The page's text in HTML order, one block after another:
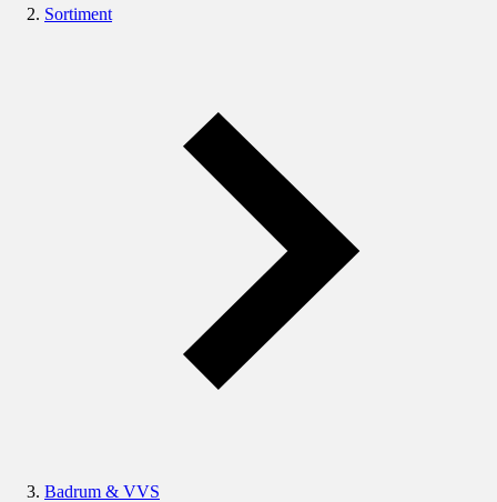
Sortiment
Badrum & VVS